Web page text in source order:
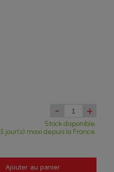
- +
Stock disponible.
jour(s) maxi depuis la France.
Ajouter au panier